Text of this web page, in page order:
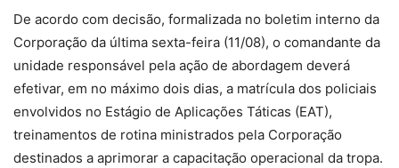
De acordo com decisão, formalizada no boletim interno da
Corporação da última sexta-feira (11/08), o comandante da
unidade responsável pela ação de abordagem deverá
efetivar, em no máximo dois dias, a matrícula dos policiais
envolvidos no Estágio de Aplicações Táticas (EAT),
treinamentos de rotina ministrados pela Corporação
destinados a aprimorar a capacitação operacional da tropa.